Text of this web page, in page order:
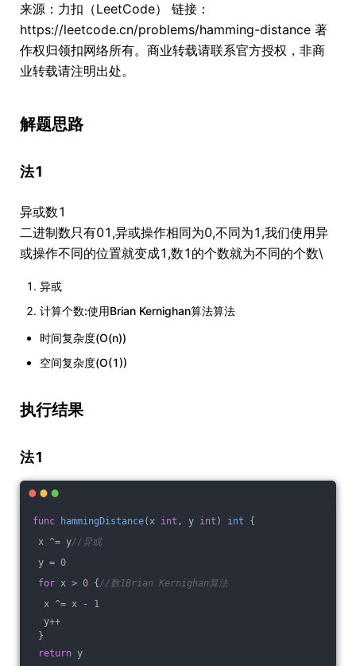
来源：力扣（LeetCode） 链接：
https://leetcode.cn/problems/hamming-distance 著
作权归领扣网络所有。商业转载请联系官方授权，非商
业转载请注明出处。
解题思路
法1
异或数1
二进制数只有01,异或操作相同为0,不同为1,我们使用异
或操作不同的位置就变成1,数1的个数就为不同的个数\
异或
计算个数:使用Brian Kernighan算法算法
时间复杂度(O(n))
空间复杂度(O(1))
执行结果
法1
func hammingDistance(x int , y int ) int {
x ^= y//异或
y = 0
for x > 0 { //数1Brian Kernighan算法
x ^= x - 1
y++
}
return y